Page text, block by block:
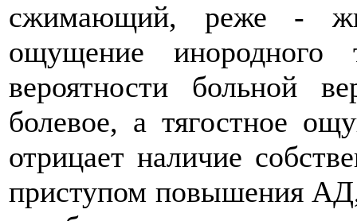
сжимающий, реже -
ощущение
вероятности больной
болевое, а тягостное
отрицает наличие
приступом повышения